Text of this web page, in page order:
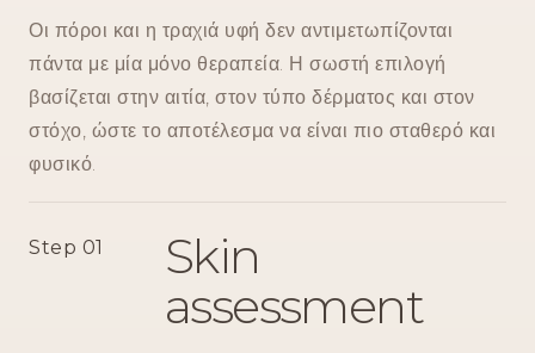
Οι πόροι και η τραχιά υφή δεν αντιμετωπίζονται
πάντα με μία μόνο θεραπεία. Η σωστή επιλογή
βασίζεται στην αιτία, στον τύπο δέρματος και στον
στόχο, ώστε το αποτέλεσμα να είναι πιο σταθερό και
φυσικό.
Step 01
Skin
assessment